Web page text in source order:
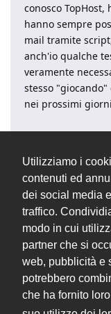
Utilizziamo i
contenuti ed
dei social media
traffico.
modo in cui
partner che si
web, pubblicità e
potrebbero
che ha fornito
conosco
hanno sempre
mail tramite
anch'io qualche
veramente
stesso
nei prossimi
I
Ti ringrazio Fabio.